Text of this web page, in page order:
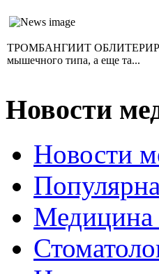
ТРОМБАНГИИТ
мышечного типа, а еще та...
Новости
Новости
Медицина